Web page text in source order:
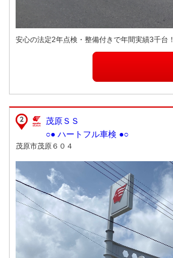
安心の法定2年点検・整備付きで年間実績3千台！
茂原ＳＳ
○● ハートフル車検 ●○
茂原市茂原６０４